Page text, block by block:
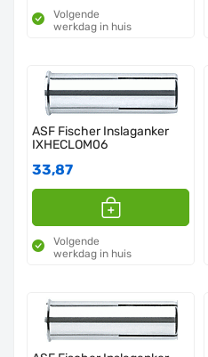
Volgende
werkdag in huis
ASF Fischer Inslaganker
IXHECLOM06
33,87
Volgende
werkdag in huis